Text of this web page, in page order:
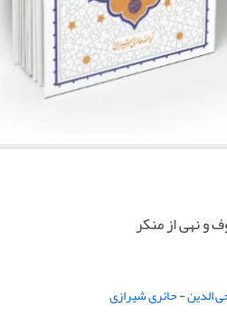
و نهی از منکر
الدین-حائری شیرازی